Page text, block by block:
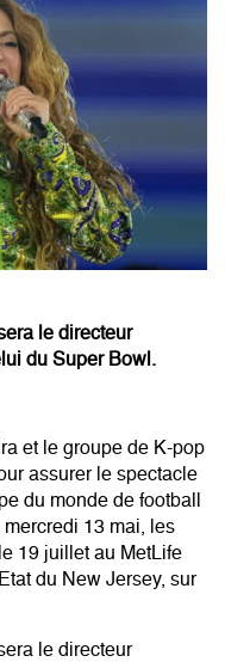
le directeur
du Super Bowl.
et le groupe de K-pop
assurer le spectacle
du monde de football
13 mai, les
19 juillet au MetLife
du New Jersey, sur
le directeur